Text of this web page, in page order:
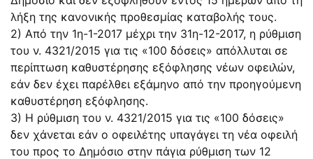
λήξη της κανονικής προθεσμίας καταβολής τους.
2) Από την 1η-1-2017 μέχρι την 31η-12-2017, η ρύθμιση
του ν. 4321/2015 για τις «100 δόσεις» απόλλυται σε
περίπτωση καθυστέρησης εξόφλησης νέων οφειλών,
εάν δεν έχει παρέλθει εξάμηνο από την προηγούμενη
καθυστέρηση εξόφλησης.
3) Η ρύθμιση του ν. 4321/2015 για τις «100 δόσεις»
δεν χάνεται εάν ο οφειλέτης υπαγάγει τη νέα οφειλή
του προς το Δημόσιο στην πάγια ρύθμιση των 12